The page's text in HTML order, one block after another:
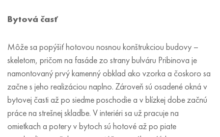
Bytová časť
Môže sa popýšiť hotovou nosnou konštrukciou budovy –
skeletom, pričom na fasáde zo strany bulváru Pribinova je
namontovaný prvý kamenný obklad ako vzorka a čoskoro sa
začne s jeho realizáciou naplno. Zároveň sú osadené okná v
bytovej časti až po siedme poschodie a v blízkej dobe začnú
práce na strešnej skladbe. V interiéri sa už pracuje na
omietkach a potery v bytoch sú hotové až po piate